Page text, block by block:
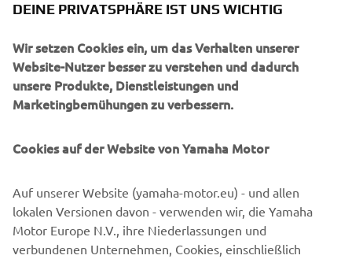
JetBlaster® 2025 Super Sale
Du stehst auf actiongeladenen Fahrspaß und bist bereit
fürs nächste Thrill-Level? Dann solltest Du dir dieses Top-
Angebot nicht entgehen lassen: Wenn Du dich jetzt für
unser fantastisches JetBlaster® 2025 Vorjahresmodell
entscheidest, sicherst du dir eine attraktive
abgezogen wird. Worauf wartest Du noch? Hol dir am
mit der perfekten Mischung aus Performance, Komfort
und Style in die neue Saison. Ab sofort bei deinem
Yamaha Marine Partner und nur, solange der Vorrat reicht!
Mehr dazu
DEINE PRIVATSPHÄRE IST UNS WICHTIG
Wir setzen Cookies ein, um das Verhalten unserer
Website-Nutzer besser zu verstehen und dadurch
unsere Produkte, Dienstleistungen und
Marketingbemühungen zu verbessern.
Cookies auf der Website von Yamaha Motor
Auf unserer Website (yamaha-motor.eu) - und allen
lokalen Versionen davon - verwenden wir, die Yamaha
Motor Europe N.V., ihre Niederlassungen und
verbundenen Unternehmen, Cookies, einschließlich